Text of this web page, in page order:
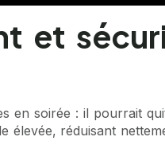
et
en soirée : il pourrait
élevée, réduisant